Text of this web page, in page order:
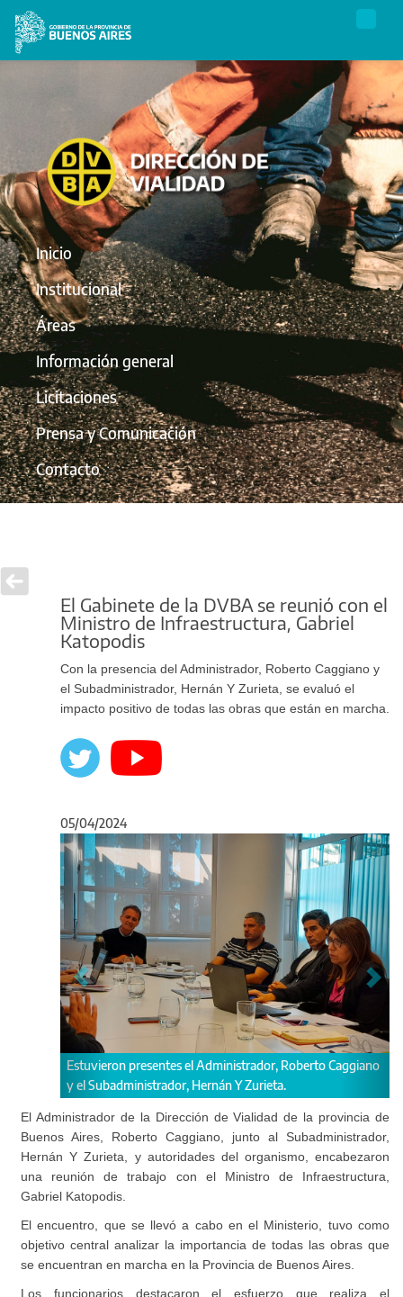
Inicio
Institucional
Áreas
Información general
Licitaciones
Prensa y Comunicación
Contacto
El Gabinete de la DVBA se reunió con el
Ministro de Infraestructura, Gabriel
Katopodis
Con la presencia del Administrador, Roberto Caggiano y
el Subadministrador, Hernán Y Zurieta, se evaluó el
impacto positivo de todas las obras que están en marcha.
05/04/2024
presentes el Administrador, Roberto Caggiano
Hernán Y Zurieta.
Los funcionarios
Gobernador Axel
Anterior
El Administrador de la Dirección de Vialidad de la provincia de
Buenos Aires, Roberto Caggiano, junto al Subadministrador,
Hernán Y Zurieta, y autoridades del organismo, encabezaron
una reunión de trabajo con el Ministro de Infraestructura,
Gabriel Katopodis.
El encuentro, que se llevó a cabo en el Ministerio, tuvo como
objetivo central analizar la importancia de todas las obras que
se encuentran en marcha en la Provincia de Buenos Aires.
Los funcionarios destacaron el esfuerzo que realiza el